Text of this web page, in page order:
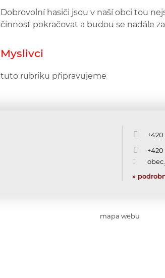
Dobrovolní hasiči jsou v naší obci tou
činnost pokračovat a budou se nadále
Myslivci
tuto rubriku připravujeme
+420
+420
»
mapa webu